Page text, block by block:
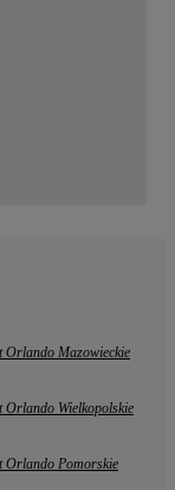
Orlando Mazowieckie
Orlando Wielkopolskie
Orlando Pomorskie